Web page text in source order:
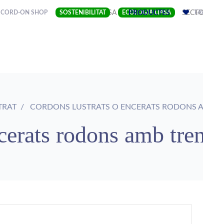
CORD-ON SHOP SOSTENIBILITAT ECOLOGIA LIASA
EMPRESA(CURRENT)
PRODUCTES
CORDONS LUSTRATS O ENCERATS RODONS
rodons amb